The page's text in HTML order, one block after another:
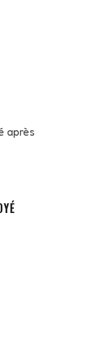
après